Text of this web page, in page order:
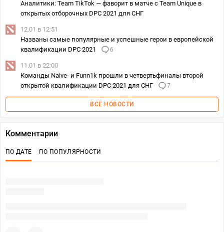
Аналитики: Team TikTok — фаворит в матче с Team Unique в
открытых отборочных DPC 2021 для СНГ
12.01 в 12:51
Названы самые популярные и успешные герои в европейской
квалификации DPC 2021
6
11.01 в 22:00
Команды Naive- и Funn1k прошли в четвертьфиналы второй
открытой квалификации DPC 2021 для СНГ
7
ВСЕ НОВОСТИ
Комментарии
ПО ДАТЕ ПО ПОПУЛЯРНОСТИ